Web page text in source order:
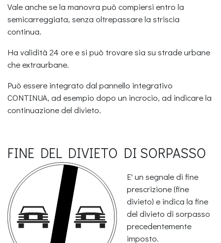
Vale anche se la manovra può compiersi entro la
semicarreggiata, senza oltrepassare la striscia
continua.
Ha validità 24 ore e si può trovare sia su strade urbane
che extraurbane.
Può essere integrato dal pannello integrativo
CONTINUA, ad esempio dopo un incrocio, ad indicare la
continuazione del divieto.
FINE DEL DIVIETO DI SORPASSO
E' un segnale di fine
prescrizione (fine
divieto) e indica la fine
del divieto di sorpasso
precedentemente
imposto.